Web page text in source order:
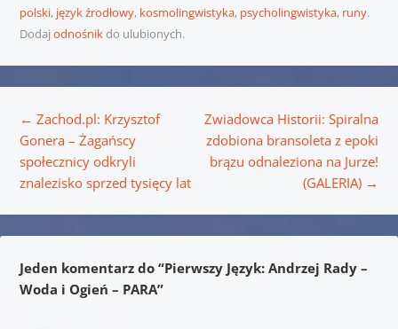
polski, język źrodłowy, kosmolingwistyka, psycholingwistyka, runy.
Dodaj odnośnikdo ulubionych.
← Zachod.pl: Krzysztof
Gonera – Żagańscy
społecznicy odkryli
znalezisko sprzed tysięcy lat
Zwiadowca Historii: Spiralna
zdobiona bransoleta z epoki
brązu odnaleziona na Jurze!
(GALERIA) →
Jeden komentarz do “Pierwszy Język: Andrzej Rady –
Woda i Ogień – PARA”